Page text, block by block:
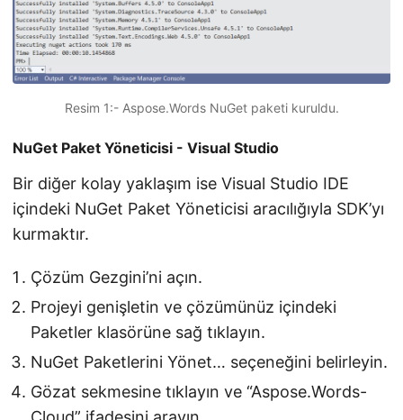
Resim 1:- Aspose.Words NuGet paketi kuruldu.
NuGet Paket Yöneticisi - Visual Studio
Bir diğer kolay yaklaşım ise Visual Studio IDE
içindeki NuGet Paket Yöneticisi aracılığıyla SDK’yı
kurmaktır.
Çözüm Gezgini’ni açın.
Projeyi genişletin ve çözümünüz içindeki
Paketler klasörüne sağ tıklayın.
NuGet Paketlerini Yönet… seçeneğini belirleyin.
Gözat sekmesine tıklayın ve “Aspose.Words-